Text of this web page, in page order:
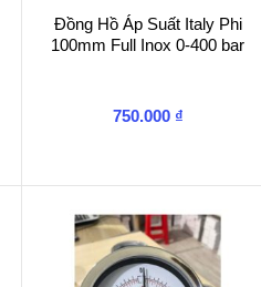
Đồng Hồ Áp Suất Italy Phi
100mm Full Inox 0-400 bar
750.000 ₫